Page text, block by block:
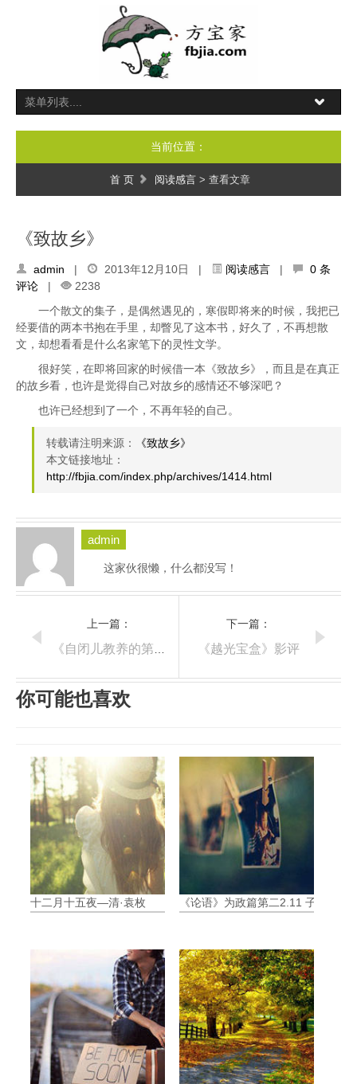
当前位置：
首 页 阅读感言> 查看文章
《致故乡》
admin | 2013年12月10日 | 阅读感言 |
0 条
评论 |
2238
一个散文的集子，是偶然遇见的，寒假即将来的时候，我把已
经要借的两本书抱在手里，却瞥见了这本书，好久了，不再想散
文，却想看看是什么名家笔下的灵性文学。
很好笑，在即将回家的时候借一本《致故乡》，而且是在真正
的故乡看，也许是觉得自己对故乡的感情还不够深吧？
也许已经想到了一个，不再年轻的自己。
转载请注明来源：
《致故乡》
本文链接地址：
http://fbjia.com/index.php/archives/1414.html
admin
这家伙很懒，什么都没写！
上一篇：
下一篇：
《越光宝盒》影评
你可能也喜欢
十二月十五夜—清·袁枚 《论语》为政篇第二2.11 子曰:“温